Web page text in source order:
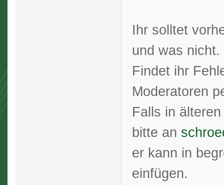
Ihr solltet
und was nicht.
Findet ihr
Moderatoren
Falls in
bitte an
er kann in
einfügen.